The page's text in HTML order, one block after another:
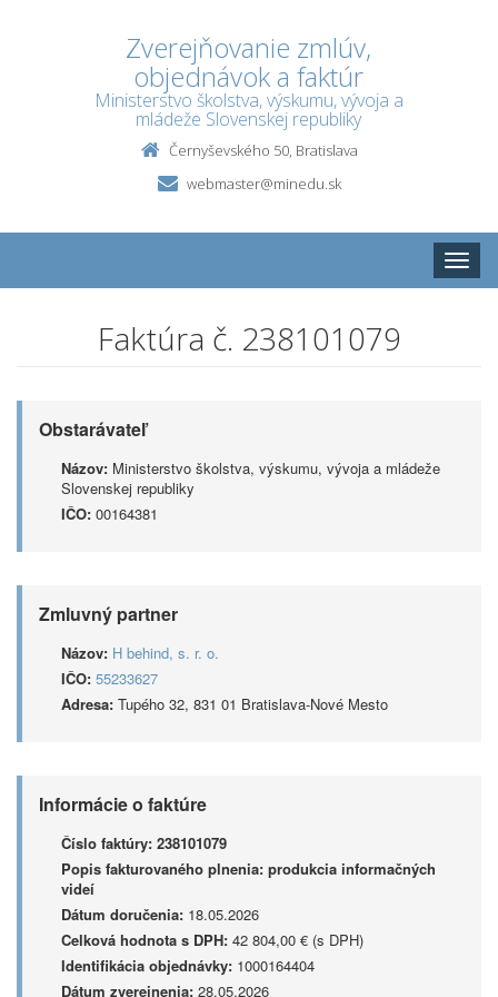
Zverejňovanie zmlúv,
objednávok a faktúr
Ministerstvo školstva, výskumu, vývoja a
mládeže Slovenskej republiky
Černyševského 50, Bratislava
webmaster@minedu.sk
Toggle
Faktúra č. 238101079
Obstarávateľ
Názov: Ministerstvo školstva, výskumu, vývoja a mládeže
Slovenskej republiky
IČO: 00164381
Zmluvný partner
Názov: H behind, s. r. o.
IČO: 55233627
Adresa: Tupého 32, 831 01 Bratislava-Nové Mesto
Informácie o faktúre
Číslo faktúry: 238101079
Popis fakturovaného plnenia: produkcia informačných
videí
Dátum doručenia: 18.05.2026
Celková hodnota s DPH: 42 804,00 € (s DPH)
Identifikácia objednávky: 1000164404
Dátum zverejnenia: 28.05.2026